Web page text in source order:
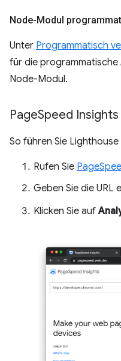
Node-Modul
Unter Programmatisch
für die
Node-Modul.
PageSpeed
So führen Sie
Rufen Sie
Geben Sie die URL
Klicken Sie auf